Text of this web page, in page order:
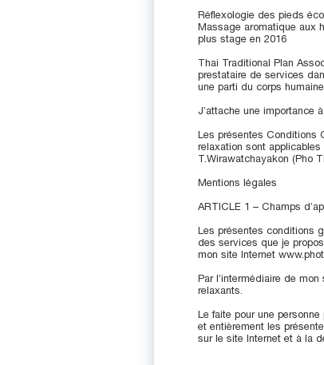
Réflexologie des pieds
Massage aromatique aux
plus stage en 2016
Thai Traditional Plan
prestataire de services
une parti du corps
J’attache une importance
Les présentes Conditions
relaxation sont
T.Wirawatchayakon (Pho
Mentions légales
ARTICLE 1 – Champs
Les présentes conditions
des services que je
mon site Internet
Par l’intermédiaire de
relaxants.
Le faite pour une
et entièrement les
sur le site Internet et à la